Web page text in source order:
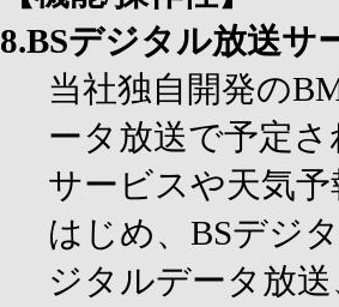
8.BSデジタル放送サ
当社独自開発の
ータ放送で予定
サービスや天気
はじめ、BSデジ
ジタルデータ放